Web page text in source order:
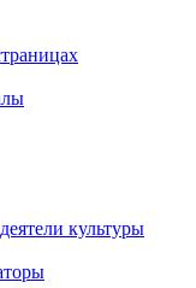
культуры